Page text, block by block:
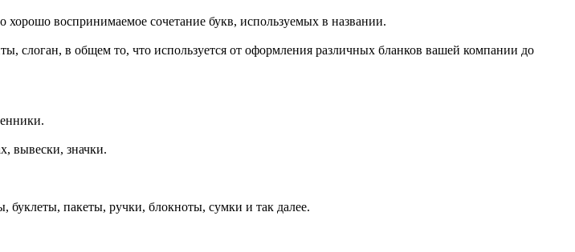
воспринимаемое сочетание букв, используемых в названии.
слоган, в общем то, что используется от оформления различных бланков вашей компании до
вывески, значки.
пакеты, ручки, блокноты, сумки и так далее.